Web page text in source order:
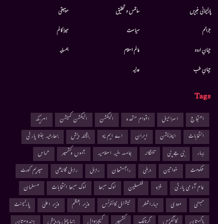
پارلیمانی خبریں
جرائم
جہانِ اردو
جہانِ طب
سائنس و تحقیق
سیاست
عالم اسلام
عدلیہ
موسيقى
میرا کالم
ہمسایہ
Tags
احتجاج اسرائیل اقوام متحدہ الیکشن الیکشن کمیشن
امریکہ
انتخابات
اپوزیشن ایران اے ایم یو بنگلہ دیش
بھارتیہ جنتا پارٹی
بہار
بی جے پی تلنگانہ جامعہ ملیہ اسلامیہ جموں وکشمیر
حماس
حکومت
خواتین دہلی راجستھان راہل راہل گاندھی
سپریم کورٹ
عام آدمی پارٹی
غزہ فلسطین لوک سبھا لوک سبھا انتخابات
مسلمان
ممبئی
مودی مہاراشٹر نیشنل کانفرنس وزیر اعظم وزیر اعلیٰ
پارلیمنٹ